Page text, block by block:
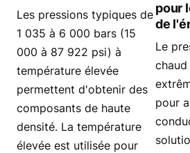
Les pressions typiques de
1 035 à 6 000 bars (15
000 à 87 922 psi) à
température élevée
permettent d'obtenir des
composants de haute
densité. La température
élevée est utilisée pour
pour
de
Le
pour